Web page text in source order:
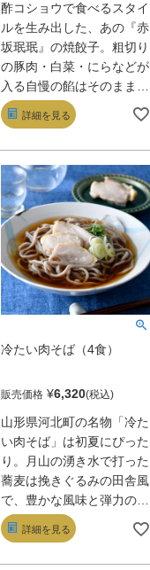
酢コショウで食べるスタイ
ルを生み出した、あの『赤
坂珉珉』の焼餃子。粗切り
の豚肉・白菜・にらなどが
入る自慢の餡はそのまま
に、薄皮で食べやすいサイ
ズになっている。かじれば
あり、酢コショウに付ける
とやはりその旨さを一層堪
能できる。
詳細を見る
冷たい肉そば（4食）
販売価格 ¥6,320
山形県河北町の名物「冷た
い肉そば」は初夏にぴった
り。月山の湧き水で打った
蕎麦は挽きぐるみの田舎風
で、豊かな風味と弾力のあ
る歯応えがたまらない。親
鶏のダシを利かせたツユの
詳細を見る